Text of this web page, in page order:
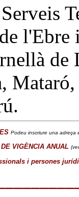
de
Podeu inscriure una adreça
VIGÈNCIA ANUAL
i persones